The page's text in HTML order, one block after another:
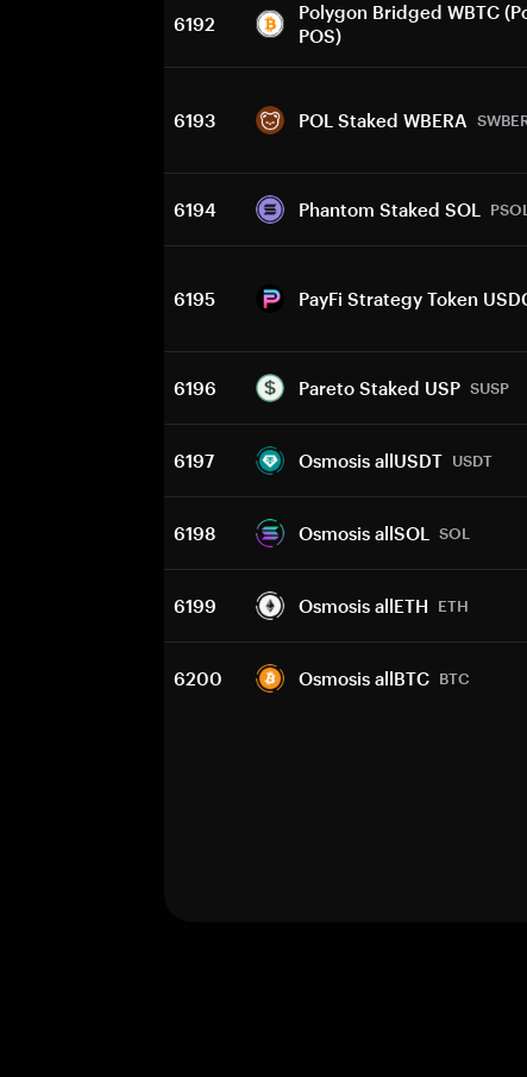
6192
Polygon Bridged WBTC
POS)
6193 POL Staked WBERA
6194 Phantom Staked SOL PSOL
6195 PayFi Strategy Token
6196 Pareto Staked USP SUSP
6197 Osmosis allUSDT USDT
6198 Osmosis allSOL SOL
6199 Osmosis allETH ETH
6200 Osmosis allBTC BTC